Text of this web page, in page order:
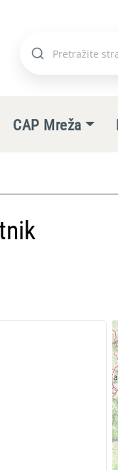
Pretraži
CAP Mreža